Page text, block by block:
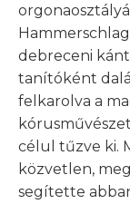
debreceni
tanítóként
felkarolva a
célul tűzve ki.
közvetlen,
segítette